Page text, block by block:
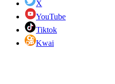
X
YouTube
Tiktok
Kwai